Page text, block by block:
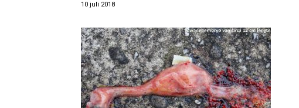
10 juli 2018